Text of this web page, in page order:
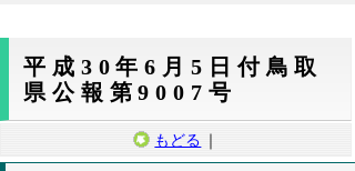
平成30年6月5日付鳥取
県公報第9007号
もどる ｜